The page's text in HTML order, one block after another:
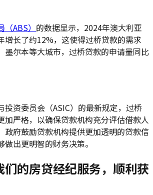
ABS） 的数据显示，2024年澳大利亚
增长了约12%，这使得过桥贷款的需求
墨尔本等大城市，过桥贷款的申请量同比
投资委员会（ASIC）的最新规定，过桥
加严格，以确保贷款机构充分评估借款人
政府鼓励贷款机构提供更加透明的贷款信
出更明智的财务决策。
们的房贷经纪服务，顺利获